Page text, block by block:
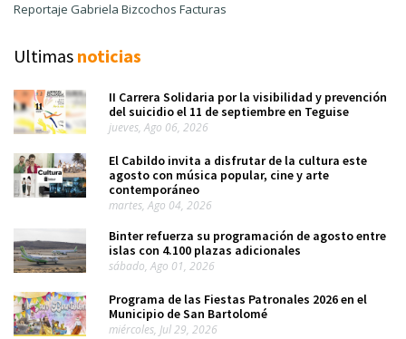
Reportaje Gabriela Bizcochos Facturas
Ultimas noticias
II Carrera Solidaria por la visibilidad y prevención
del suicidio el 11 de septiembre en Teguise
jueves, Ago 06, 2026
El Cabildo invita a disfrutar de la cultura este
agosto con música popular, cine y arte
contemporáneo
martes, Ago 04, 2026
Binter refuerza su programación de agosto entre
islas con 4.100 plazas adicionales
sábado, Ago 01, 2026
Programa de las Fiestas Patronales 2026 en el
Municipio de San Bartolomé
miércoles, Jul 29, 2026